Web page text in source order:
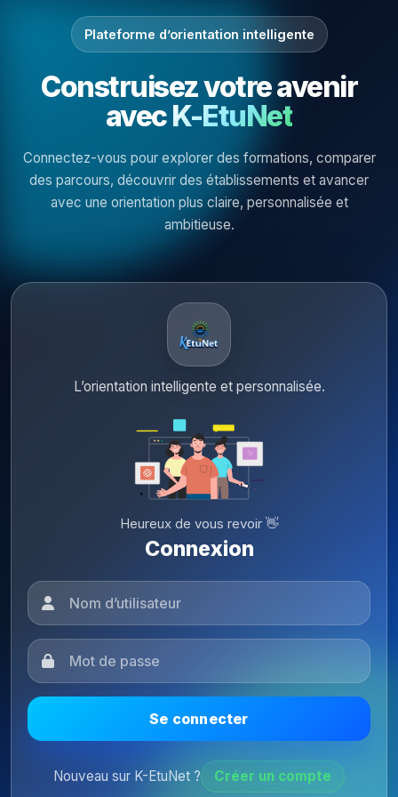
Plateforme d’orientation intelligente
Construisez votre avenir
avecK-EtuNet
Connectez-vous pour explorer des formations, comparer
des parcours, découvrir des établissements et avancer
avec une orientation plus claire, personnalisée et
ambitieuse.
L’orientation intelligente et personnalisée.
Heureux de vous revoir 👋
Connexion
Se connecter
Nouveau sur K-EtuNet ? Créer un compte